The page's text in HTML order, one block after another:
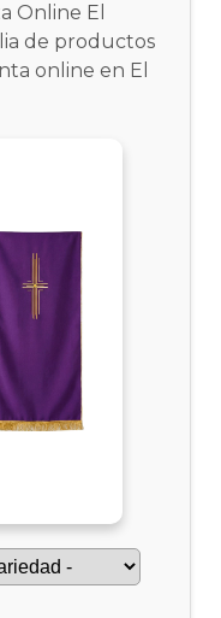
Online El
de productos
online en El